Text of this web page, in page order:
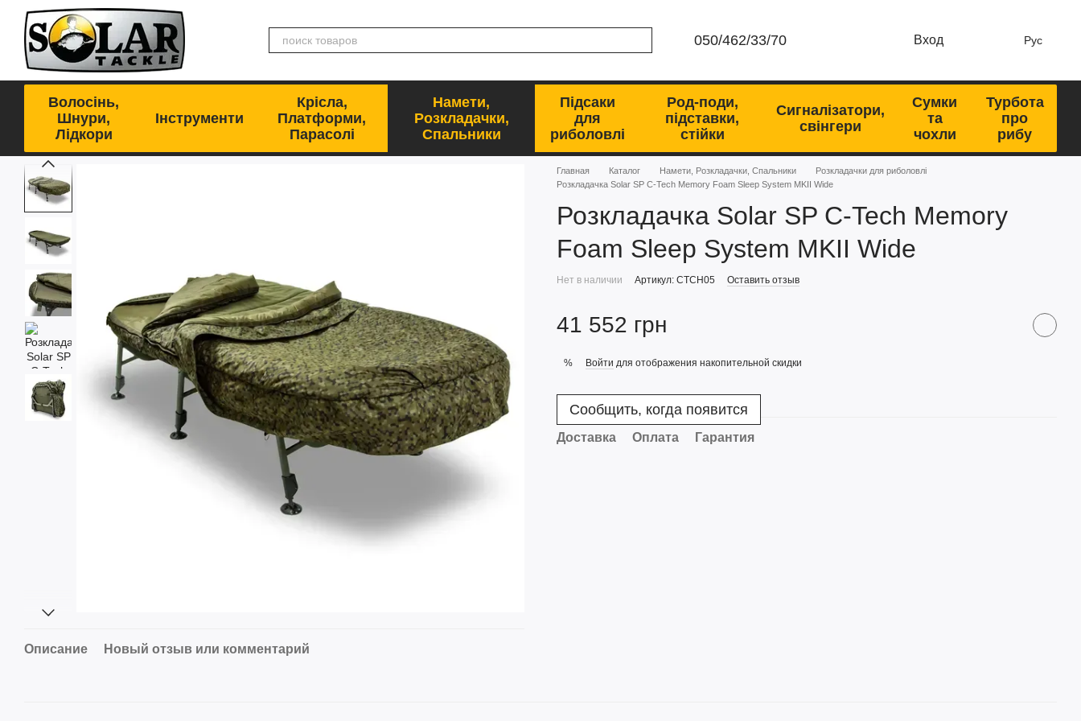
Перейти к основному контенту
050/462/33/70 Вход Рус
Волосінь,
Шнури,
Лідкори
Інструменти
Крісла,
Платформи,
Парасолі
Намети,
Розкладачки,
Спальники
Підсаки
для
риболовлі
Род-поди,
підставки,
стійки
Сигналізатори,
свінгери
Сумки
та
чохли
Турбота
про
рибу
Описание Новый отзыв или комментарий
Главная Каталог Намети, Розкладачки, Спальники
Розкладачки для риболовлі
Розкладачка Solar SP C-Tech Memory Foam Sleep System MKII Wide
Розкладачка Solar SP C-Tech Memory
Foam Sleep System MKII Wide
Нет в наличии Артикул: CTCH05 Оставить отзыв
41 552 грн
% Войти для отображения накопительной скидки
Сообщить, когда появится
Доставка Оплата Гарантия